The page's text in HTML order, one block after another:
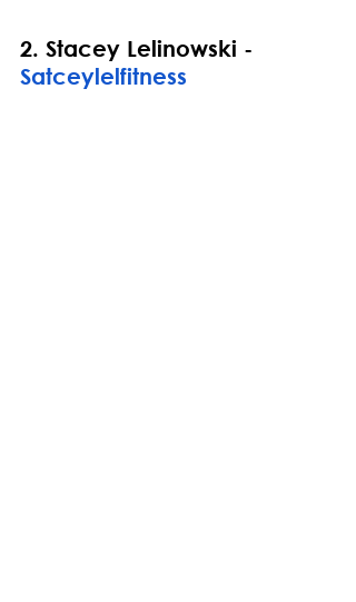
2. Stacey Lelinowski -
Satceylelfitness